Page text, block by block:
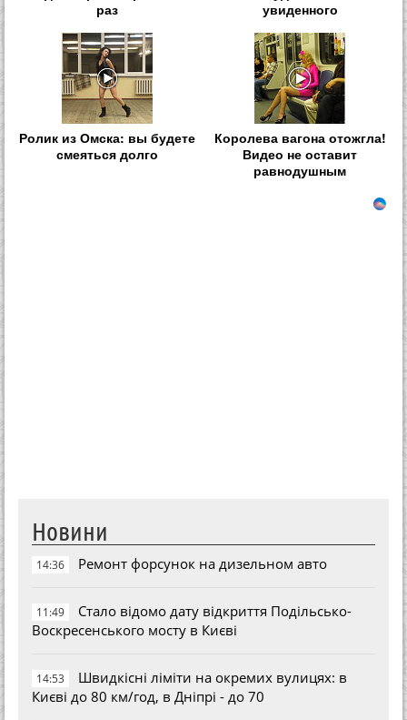
раз
увиденного
Ролик из Омска: вы будете
смеяться долго
Королева вагона отожгла!
Видео не оставит
равнодушным
Новини
14:36 Ремонт форсунок на дизельном авто
11:49
Стало відомо дату відкриття Подільсько-
Воскресенського мосту в Києві
14:53
Швидкісні ліміти на окремих вулицях: в
Києві до 80 км/год, в Дніпрі - до 70